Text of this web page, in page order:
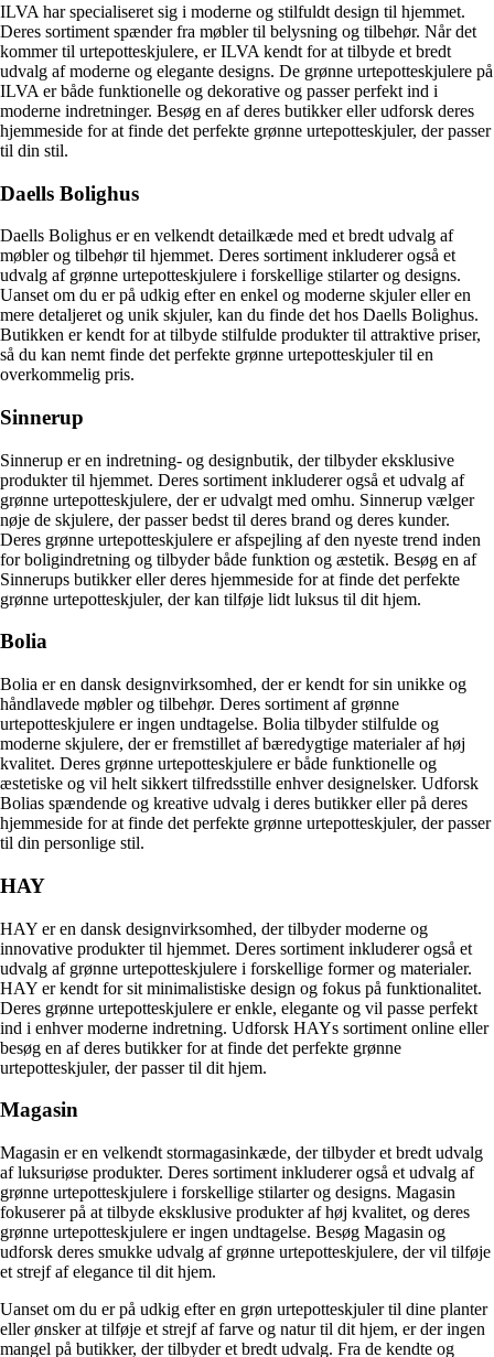
ILVA har specialiseret sig i moderne og stilfuldt design til hjemmet.
Deres sortiment spænder fra møbler til belysning og tilbehør. Når det
kommer til urtepotteskjulere, er ILVA kendt for at tilbyde et bredt
udvalg af moderne og elegante designs. De grønne urtepotteskjulere på
ILVA er både funktionelle og dekorative og passer perfekt ind i
moderne indretninger. Besøg en af deres butikker eller udforsk deres
hjemmeside for at finde det perfekte grønne urtepotteskjuler, der passer
til din stil.
Daells Bolighus
Daells Bolighus er en velkendt detailkæde med et bredt udvalg af
møbler og tilbehør til hjemmet. Deres sortiment inkluderer også et
udvalg af grønne urtepotteskjulere i forskellige stilarter og designs.
Uanset om du er på udkig efter en enkel og moderne skjuler eller en
mere detaljeret og unik skjuler, kan du finde det hos Daells Bolighus.
Butikken er kendt for at tilbyde stilfulde produkter til attraktive priser,
så du kan nemt finde det perfekte grønne urtepotteskjuler til en
overkommelig pris.
Sinnerup
Sinnerup er en indretning- og designbutik, der tilbyder eksklusive
produkter til hjemmet. Deres sortiment inkluderer også et udvalg af
grønne urtepotteskjulere, der er udvalgt med omhu. Sinnerup vælger
nøje de skjulere, der passer bedst til deres brand og deres kunder.
Deres grønne urtepotteskjulere er afspejling af den nyeste trend inden
for boligindretning og tilbyder både funktion og æstetik. Besøg en af
Sinnerups butikker eller deres hjemmeside for at finde det perfekte
grønne urtepotteskjuler, der kan tilføje lidt luksus til dit hjem.
Bolia
Bolia er en dansk designvirksomhed, der er kendt for sin unikke og
håndlavede møbler og tilbehør. Deres sortiment af grønne
urtepotteskjulere er ingen undtagelse. Bolia tilbyder stilfulde og
moderne skjulere, der er fremstillet af bæredygtige materialer af høj
kvalitet. Deres grønne urtepotteskjulere er både funktionelle og
æstetiske og vil helt sikkert tilfredsstille enhver designelsker. Udforsk
Bolias spændende og kreative udvalg i deres butikker eller på deres
hjemmeside for at finde det perfekte grønne urtepotteskjuler, der passer
til din personlige stil.
HAY
HAY er en dansk designvirksomhed, der tilbyder moderne og
innovative produkter til hjemmet. Deres sortiment inkluderer også et
udvalg af grønne urtepotteskjulere i forskellige former og materialer.
HAY er kendt for sit minimalistiske design og fokus på funktionalitet.
Deres grønne urtepotteskjulere er enkle, elegante og vil passe perfekt
ind i enhver moderne indretning. Udforsk HAYs sortiment online eller
besøg en af deres butikker for at finde det perfekte grønne
urtepotteskjuler, der passer til dit hjem.
Magasin
Magasin er en velkendt stormagasinkæde, der tilbyder et bredt udvalg
af luksuriøse produkter. Deres sortiment inkluderer også et udvalg af
grønne urtepotteskjulere i forskellige stilarter og designs. Magasin
fokuserer på at tilbyde eksklusive produkter af høj kvalitet, og deres
grønne urtepotteskjulere er ingen undtagelse. Besøg Magasin og
udforsk deres smukke udvalg af grønne urtepotteskjulere, der vil tilføje
et strejf af elegance til dit hjem.
Uanset om du er på udkig efter en grøn urtepotteskjuler til dine planter
eller ønsker at tilføje et strejf af farve og natur til dit hjem, er der ingen
mangel på butikker, der tilbyder et bredt udvalg. Fra de kendte og